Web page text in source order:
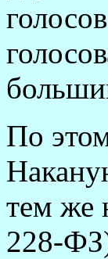
По
тем же
228-